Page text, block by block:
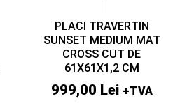
PLACI TRAVERTIN
SUNSET MEDIUM MAT
CROSS CUT DE
61X61X1,2 CM
999,00 Lei +TVA